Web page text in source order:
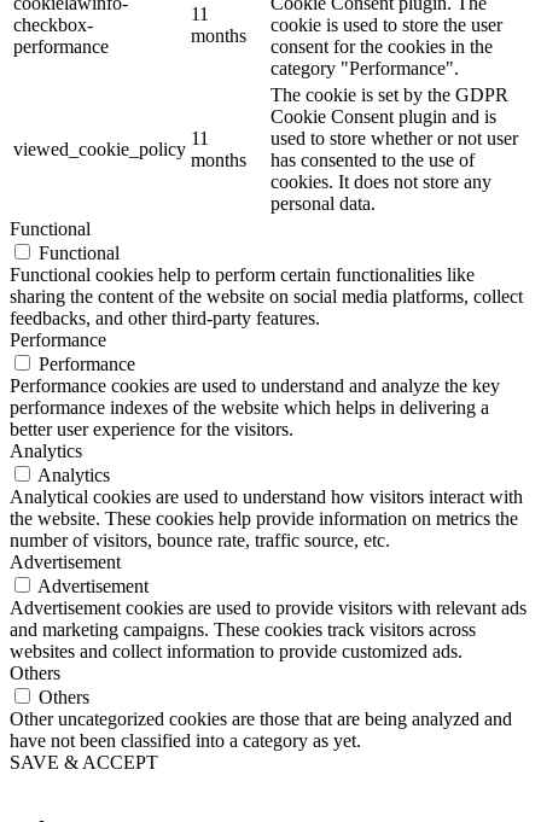
checkbox-
performance
11
months
cookie is used to store the user
consent for the cookies in the
category "Performance".
viewed_cookie_policy
11
months
The cookie is set by the GDPR
Cookie Consent plugin and is
used to store whether or not user
has consented to the use of
cookies. It does not store any
personal data.
Functional
Functional
Functional cookies help to perform certain functionalities like
sharing the content of the website on social media platforms, collect
feedbacks, and other third-party features.
Performance
Performance
Performance cookies are used to understand and analyze the key
performance indexes of the website which helps in delivering a
better user experience for the visitors.
Analytics
Analytics
Analytical cookies are used to understand how visitors interact with
the website. These cookies help provide information on metrics the
number of visitors, bounce rate, traffic source, etc.
Advertisement
Advertisement
Advertisement cookies are used to provide visitors with relevant ads
and marketing campaigns. These cookies track visitors across
websites and collect information to provide customized ads.
Others
Others
Other uncategorized cookies are those that are being analyzed and
have not been classified into a category as yet.
SAVE & ACCEPT